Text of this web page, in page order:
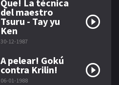
Que! La técnica
del maestro
Tsuru - Tay yu
Ken
30-12-1987
A pelear! Gokú
contra Krilin!
06-01-1988